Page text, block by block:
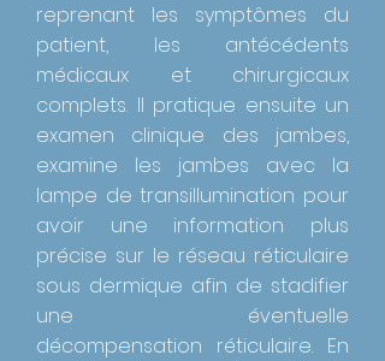
reprenant les symptômes du
patient, les antécédents
médicaux et chirurgicaux
complets. Il pratique ensuite un
examen clinique des jambes,
examine les jambes avec la
lampe de transillumination pour
avoir une information plus
précise sur le réseau réticulaire
sous dermique afin de stadifier
une éventuelle
décompensation réticulaire. En